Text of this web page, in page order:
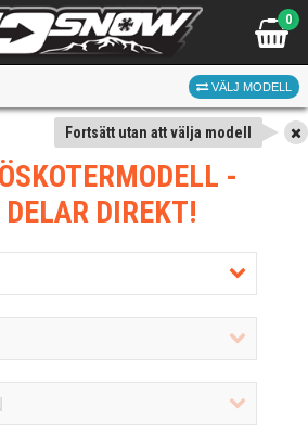
0
VÄLJ MODELL
Fortsätt utan att välja modell
-
DIREKT!